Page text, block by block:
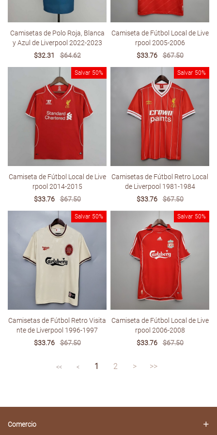
Camisetas de Polo Roja, Blanca
y Azul de Liverpool 2022-2023
Sale
$32.31
Regular
$64.62
Camiseta de Fútbol Local de Live
rpool 2005-2006
Sale
$33.76
Regular
$67.50
Salvar 50%
Camiseta de Fútbol Local de Live
rpool 2014-2015
Sale
$33.76
Regular
$67.50
Salvar 50%
Camisetas de Fútbol Retro Local
de Liverpool 1981-1984
Sale
$33.76
Regular
$67.50
Salvar 50%
Camisetas de Fútbol Retro Visita
nte de Liverpool 1996-1997
Sale
$33.76
Regular
$67.50
Salvar 50%
Camiseta de Fútbol Local de Live
rpool 2006-2008
Sale
$33.76
Regular
$67.50
<< < 1 2 > >>
Comercio